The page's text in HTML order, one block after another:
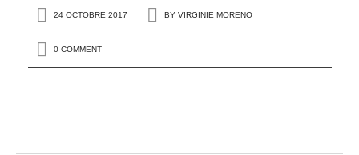
24 OCTOBRE 2017 BY VIRGINIE MORENO
0 COMMENT